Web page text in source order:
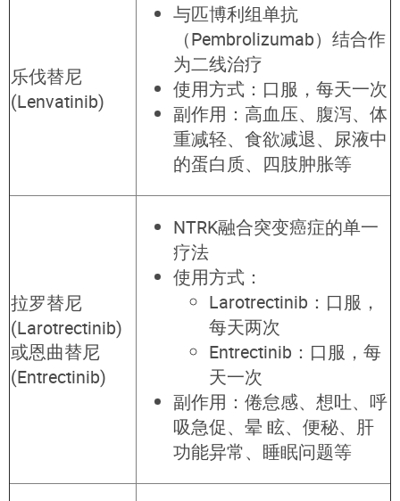
乐伐替尼
(Lenvatinib)
与匹博利组单抗
（Pembrolizumab）结合作
为二线治疗
使用方式：口服，每天一次
副作用：高血压、腹泻、体
重减轻、食欲减退、尿液中
的蛋白质、四肢肿胀等
拉罗替尼
(Larotrectinib)
或恩曲替尼
(Entrectinib)
NTRK融合突变癌症的单一
疗法
使用方式：
Larotrectinib：口服，
每天两次
Entrectinib：口服，每
天一次
副作用：倦怠感、想吐、呼
吸急促、晕 眩、便秘、肝
功能异常、睡眠问题等